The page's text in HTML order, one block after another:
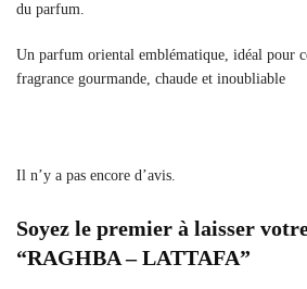
du parfum.
Un parfum oriental emblématique, idéal pour
fragrance gourmande, chaude et inoubliable
Il n’y a pas encore d’avis.
Soyez le premier à laisser
“RAGHBA – LATTAFA”